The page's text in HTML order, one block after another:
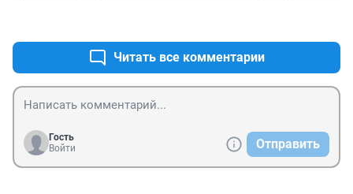
,правительство набивает карманы ,а на людей
Читать все комментарии
Гость
Войти
Отправить